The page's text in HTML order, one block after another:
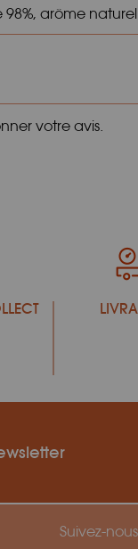
98%, arôme
votre avis.
Suivez-nous